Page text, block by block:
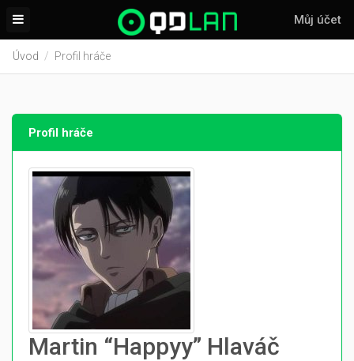
Můj účet
Úvod Profil hráče
Profil hráče
Martin “Happyy” Hlaváč